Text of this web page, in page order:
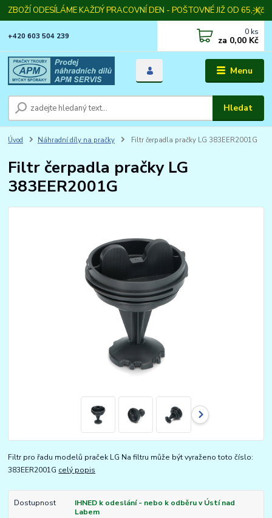
ZBOŽÍ ODESÍLÁME KAŽDÝ PRACOVNÍ DEN - POŠTOVNÉ JIŽ OD 65,-Kč
Menu
Hledat
+420 603 504 239 0 ks
za 0,00 Kč
Úvod Náhradní díly na pračky Filtr čerpadla pračky LG 383EER2001G
Filtr čerpadla pračky LG
383EER2001G
Filtr pro řadu modelů praček LG Na filtru může být vyraženo toto číslo:
383EER2001G celý popis
Dostupnost
IHNED k odeslání - nebo k odběru v Ústí nad
Labem